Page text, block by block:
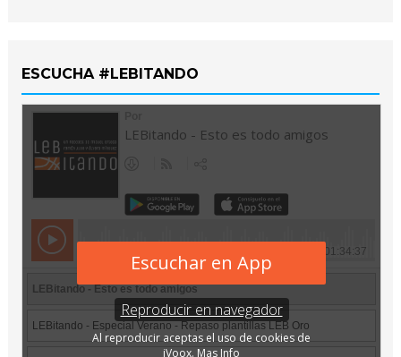
ESCUCHA #LEBITANDO